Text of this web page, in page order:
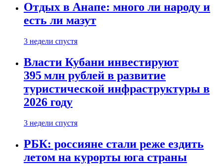
Отдых в Анапе: много ли народу и
есть ли мазут
3 недели спустя
Власти Кубани инвестируют
395 млн рублей в развитие
туристической инфраструктуры в
2026 году
3 недели спустя
РБК: россияне стали реже ездить
летом на курорты юга страны